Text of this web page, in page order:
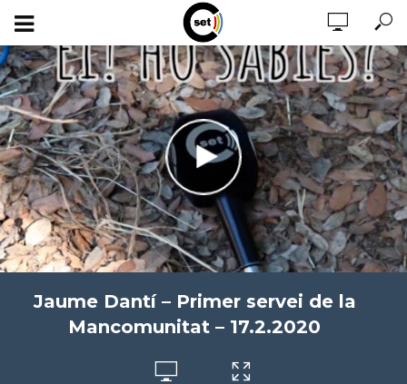
Jaume Dantí – Primer servei de la
Mancomunitat – 17.2.2020